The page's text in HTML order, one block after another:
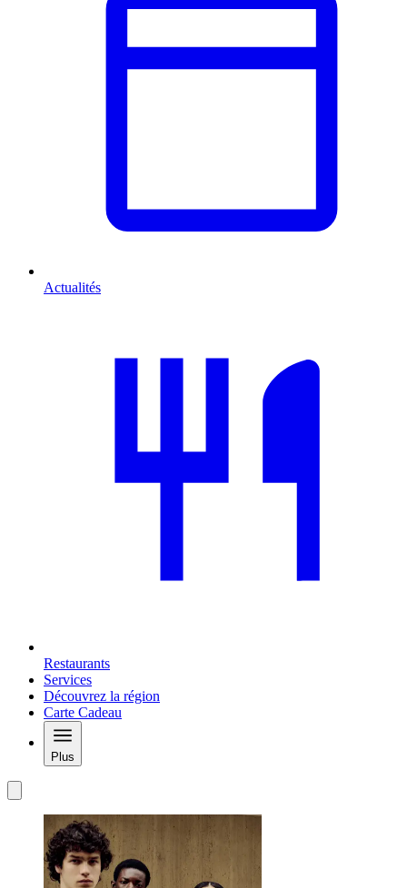
Actualités
Restaurants
Services
Découvrez la région
Carte Cadeau
Plus